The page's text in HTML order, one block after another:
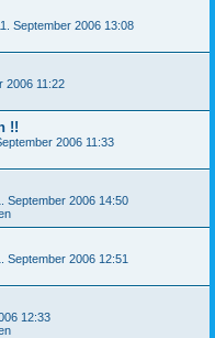
September 2006 13:08
2006 11:22
!!
2006 11:33
September 2006 14:50
September 2006 12:51
12:33